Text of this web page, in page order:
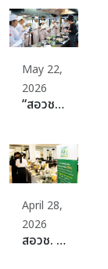
May 22,
2026
“สอวช. – ม.สวนดุสิต” ปลดล็อกธุรกิจอาหารยุคใหม่ ดันหลักสูตร “Plant-Rich Diet” ปั้นเครือข่ายอาหารแห่งอนาคต ชวนทุกภาคส่วนร่วม “Plant 30% Leaders Club” เพิ่มทางเลือกอาหารเพื่อสุขภาพและยั่งยืน
April 28,
2026
สอวช. รุกสร้าง Ecosystem อาหารแห่งอนาคต ผนึกกำลัง SME Thailand จัดงาน “Plant-Rich Business Matching” พลิกต้นทุนไทยที่แข็งแกร่ง สู่เป้าหมายศูนย์กลางโปรตีนที่ยั่งยืนของโลก